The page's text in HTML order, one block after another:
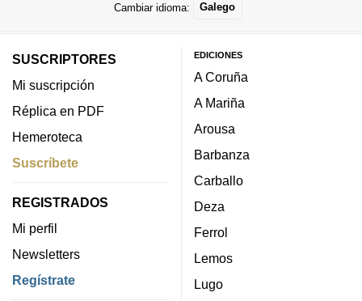
Cambiar idioma: Galego
SUSCRIPTORES
Mi suscripción
Réplica en PDF
Hemeroteca
Suscríbete
REGISTRADOS
Mi perfil
Newsletters
Regístrate
EDICIONES
A Coruña
A Mariña
Arousa
Barbanza
Carballo
Deza
Ferrol
Lemos
Lugo